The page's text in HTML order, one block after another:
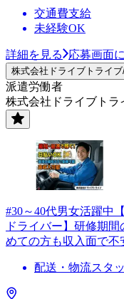
交通費支給
未経験OK
詳細を見る 応募画面
株式会社ドライブトライ
派遣労働者
株式会社ドライブトラ
#30～40代男女活躍中
ドライバー】研修期
めての方も収入面で不
配送・物流スタ